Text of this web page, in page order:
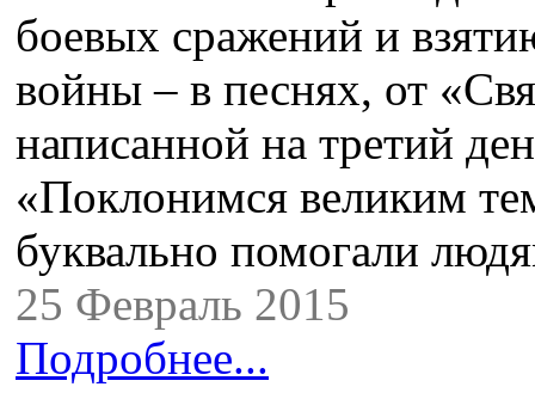
боевых сражений и
войны – в песнях, от
написанной на третий
«Поклонимся великим
буквально помогали
25 Февраль 2015
Подробнее...